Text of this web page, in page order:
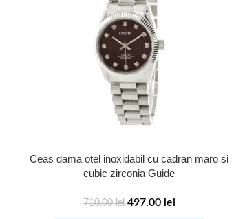
Ceas dama otel inoxidabil cu cadran maro si
cubic zirconia Guide
710.00lei 497.00 lei